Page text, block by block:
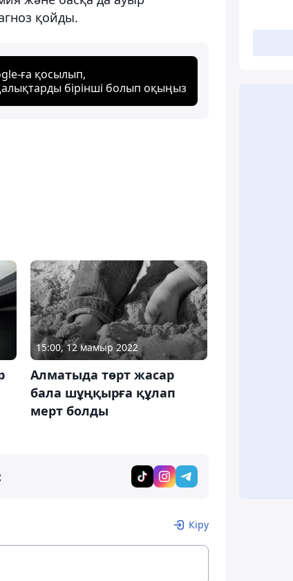
қойды.
ға қосылып,
бірінші болып оқыңыз
15:00, 12 мамыр 2022
Алматыда төрт жасар
бала шұңқырға құлап
мерт болды
Кіру